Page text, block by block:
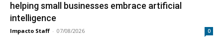
helping small businesses embrace artificial
intelligence
Impacto Staff - 07/08/2026 0